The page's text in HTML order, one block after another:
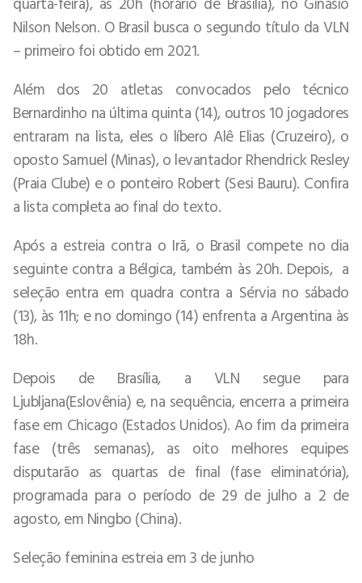
Nilson Nelson. O Brasil busca o segundo título da VLN
– primeiro foi obtido em 2021.
Além dos 20 atletas convocados pelo técnico
Bernardinho na última quinta (14), outros 10 jogadores
entraram na lista, eles o líbero Alê Elias (Cruzeiro), o
oposto Samuel (Minas), o levantador Rhendrick Resley
(Praia Clube) e o ponteiro Robert (Sesi Bauru). Confira
a lista completa ao final do texto.
Após a estreia contra o Irã, o Brasil compete no dia
seguinte contra a Bélgica, também às 20h. Depois, a
seleção entra em quadra contra a Sérvia no sábado
(13), às 11h; e no domingo (14) enfrenta a Argentina às
18h.
Depois de Brasília, a VLN segue para
Ljubljana(Eslovênia) e, na sequência, encerra a primeira
fase em Chicago (Estados Unidos). Ao fim da primeira
fase (três semanas), as oito melhores equipes
disputarão as quartas de final (fase eliminatória),
programada para o período de 29 de julho a 2 de
agosto, em Ningbo (China).
Seleção feminina estreia em 3 de junho